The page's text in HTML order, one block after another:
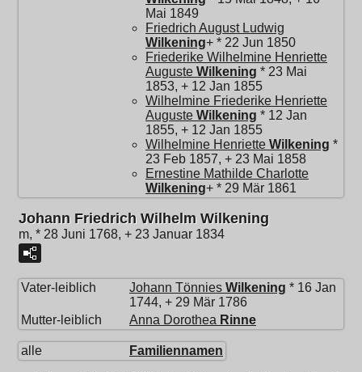
Mai 1849
Friedrich August Ludwig
Wilkening+ * 22 Jun 1850
Friederike Wilhelmine Henriette
Auguste Wilkening * 23 Mai
1853, + 12 Jan 1855
Wilhelmine Friederike Henriette
Auguste Wilkening * 12 Jan
1855, + 12 Jan 1855
Wilhelmine Henriette Wilkening *
23 Feb 1857, + 23 Mai 1858
Ernestine Mathilde Charlotte
Wilkening+ * 29 Mär 1861
Johann Friedrich Wilhelm Wilkening
m, * 28 Juni 1768, + 23 Januar 1834
Vater-leiblich Johann Tönnies Wilkening * 16 Jan
1744, + 29 Mär 1786
Mutter-leiblich
Anna Dorothea Rinne
alle Familiennamen